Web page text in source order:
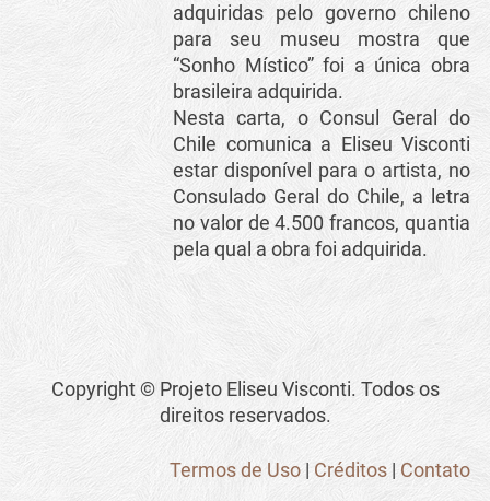
adquiridas pelo governo chileno
para seu museu mostra que
“Sonho Místico” foi a única obra
brasileira adquirida.
Nesta carta, o Consul Geral do
Chile comunica a Eliseu Visconti
estar disponível para o artista, no
Consulado Geral do Chile, a letra
no valor de 4.500 francos, quantia
pela qual a obra foi adquirida.
Copyright © Projeto Eliseu Visconti. Todos os
direitos reservados.
Termos de Uso | Créditos | Contato